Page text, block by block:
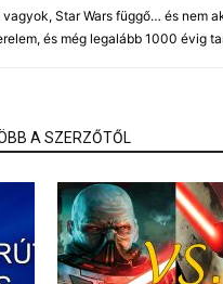
vagyok, Star Wars függő… és nem
és még legalább 1000 évig
A SZERZŐTŐL